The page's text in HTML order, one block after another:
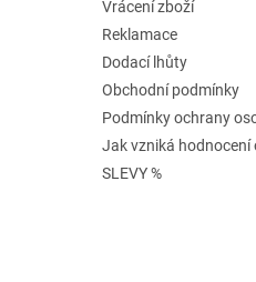
Vrácení zboží
Reklamace
Dodací lhůty
Obchodní podmínky
Podmínky ochrany
Jak vzniká hodnocení
SLEVY %